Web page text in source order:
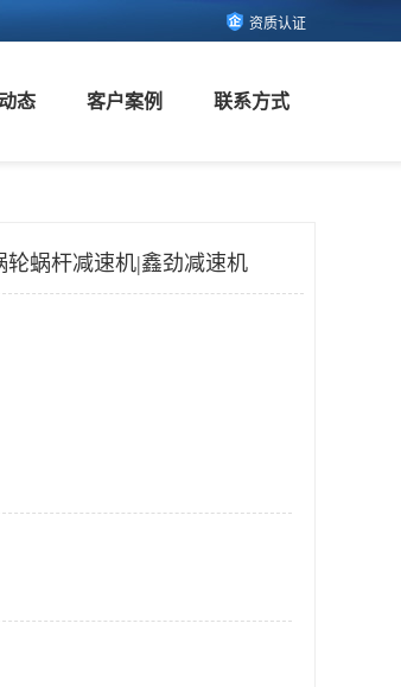
资质认证
态 客户案例 联系方式
轮蜗杆减速机|鑫劲减速机